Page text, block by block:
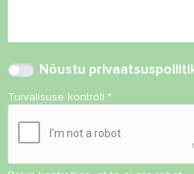
Nõustu
Turvalisuse kontroll *